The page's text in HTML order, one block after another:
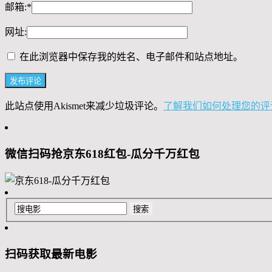
邮箱:*
网址:
在此浏览器中保存我的姓名、电子邮件和站点地址。
此站点使用Akismet来减少垃圾评论。 了解我们如何处理您的
微信扫码抢京东618红包-瓜分千万红包
扫码获取最新电影